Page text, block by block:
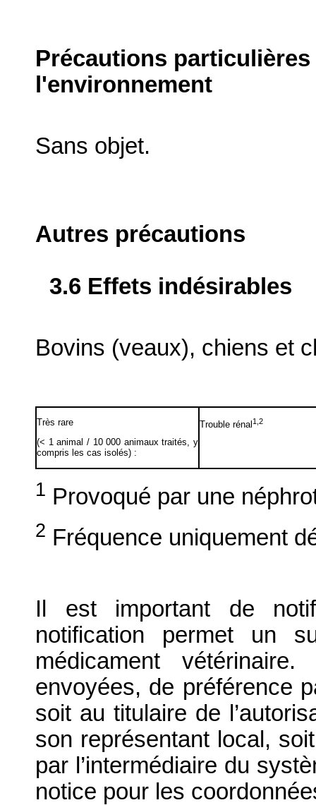
Précautions
l'environnement
Sans objet.
Autres précautions
3.6 Effets indésirables
Bovins (veaux), chiens et
Très rare
(< 1 animal / 10 000 animaux traités, y
compris les cas isolés) :
Trouble rénal 1,2
1 Provoqué par une
2 Fréquence uniquement
Il est important de
notification permet un
médicament
envoyées, de préférence
soit au titulaire de
son représentant local,
par l’intermédiaire du
notice pour les